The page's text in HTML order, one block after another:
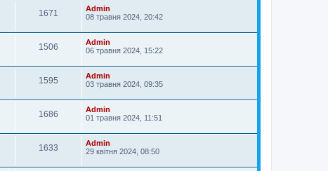
1671
Admin
08 травня 2024, 20:42
1506
Admin
06 травня 2024, 15:22
1595
Admin
03 травня 2024, 09:35
1686
Admin
01 травня 2024, 11:51
1633
Admin
29 квітня 2024, 08:50